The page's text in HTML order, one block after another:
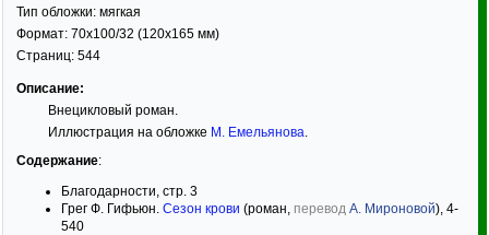
Тип обложки: мягкая
Формат: 70x100/32 (120x165 мм)
Страниц: 544
Описание:
Внецикловый роман.
Иллюстрация на обложке М. Емельянова
Содержание:
Благодарности, стр. 3
Грег Ф. Гифьюн. Сезон крови (роман, перевод А. Мироновой), 4-
540